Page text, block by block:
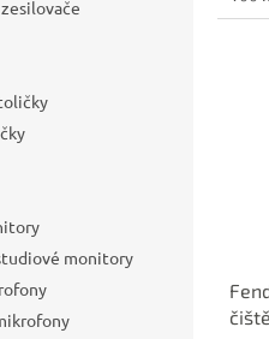
monitory